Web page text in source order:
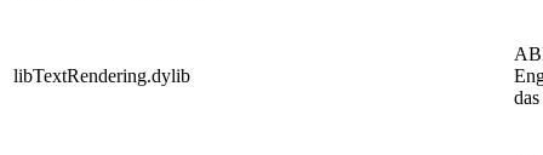
libTextRendering.dylib